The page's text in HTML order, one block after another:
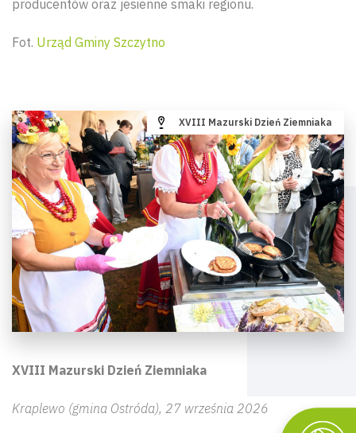
producentów oraz jesienne smaki regionu.
Fot. Urząd Gminy Szczytno
XVIII Mazurski Dzień Ziemniaka
Kraplewo (gmina Ostróda), 27 września 2026
XVIII Mazurski Dzień Ziemniaka